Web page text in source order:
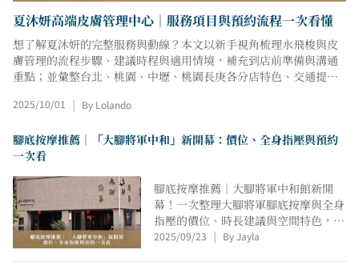
夏沐妍高端皮膚管理中心｜服務項目與預約流程一次看懂
想了解夏沐妍的完整服務與動線？本文以新手視角梳理水飛梭與皮
膚管理的流程步驟、建議時程與適用情境，補充到店前準備與溝通
重點；並彙整台北、桃園、中壢、桃園長庚各分店特色、交通提示
規劃，並提供常見問題參考與流程說明。
2025/10/01 By Lolando
腳底按摩推薦｜「大腳將軍中和」新開幕：價位、全身指壓與預約
一次看
腳底按摩推薦｜大腳將軍中和館新開
幕！一次整理大腳將軍腳底按摩與全身
指壓的價位、時長建議與空間特色，介
紹新莊與中和兩館差異。中和館以木質
2025/09/23 By Jayla